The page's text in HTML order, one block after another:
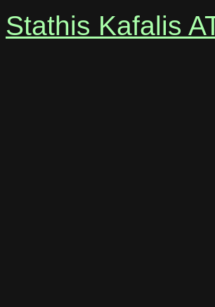
Stathis Kafalis